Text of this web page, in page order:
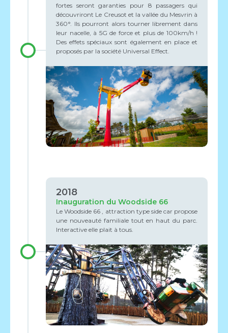
fortes seront garanties pour 8 passagers qui
découvriront Le Creusot et la vallée du Mesvrin à
360°. Ils pourront alors tourner librement dans
leur nacelle, à 5G de force et plus de 100km/h !
Des effets spéciaux sont également en place et
proposés par la société Universal Effect.
2018
Inauguration du Woodside 66
Le Woodside 66 , attraction type side car propose
une nouveauté familiale tout en haut du parc.
Interactive elle plait à tous.